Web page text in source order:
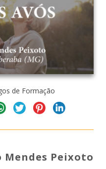
de Formação
Mendes Peixoto